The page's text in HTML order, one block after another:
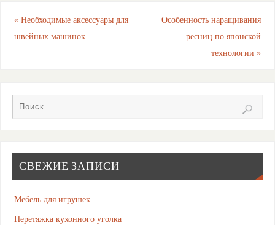
«Необходимые аксессуары для
швейных машинок
Особенность наращивания
ресниц по японской
технологии»
СВЕЖИЕ ЗАПИСИ
Мебель для игрушек
Перетяжка кухонного уголка